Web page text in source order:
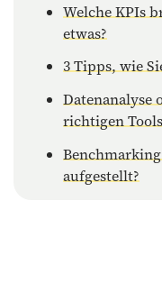
Welche KPIs
etwas?
3 Tipps, wie
Datenanalyse
richtigen
aufgestellt?